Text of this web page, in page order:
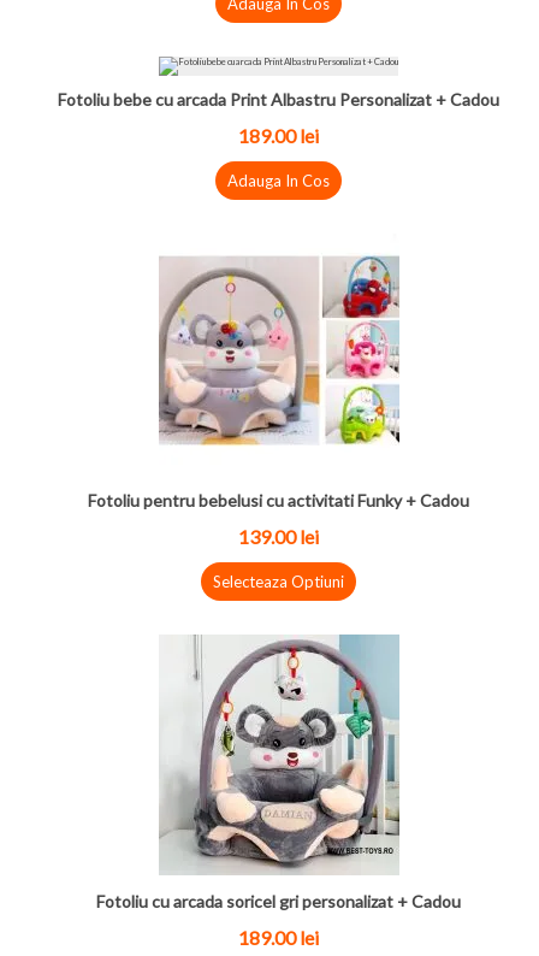
Fotoliu bebe cu arcada Print Albastru Personalizat + Cadou
189.00 lei
Adauga In Cos
Fotoliu pentru bebelusi cu activitati Funky + Cadou
139.00 lei
Selecteaza Optiuni
Fotoliu cu arcada soricel gri personalizat + Cadou
189.00 lei